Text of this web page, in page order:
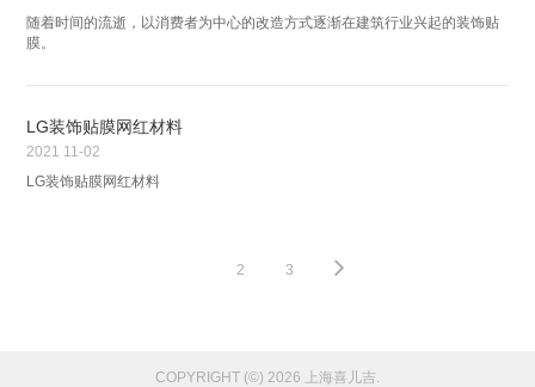
随着时间的流逝，以消费者为中心的改造方式逐渐在建筑行业兴起的装饰贴
膜。
LG装饰贴膜网红材料
2021 11-02
LG装饰贴膜网红材料
2 3
COPYRIGHT (©) 2026 上海喜儿吉.